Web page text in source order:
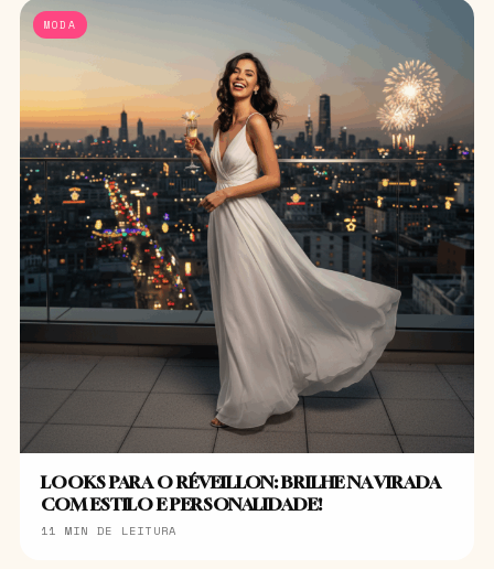
MODA
LOOKS PARA O RÉVEILLON: BRILHE NA VIRADA
COM ESTILO E PERSONALIDADE!
11 MIN DE LEITURA